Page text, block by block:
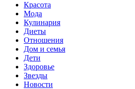
Красота
Мода
Кулинария
Диеты
Отношения
Дом и семья
Дети
Здоровье
Звезды
Новости